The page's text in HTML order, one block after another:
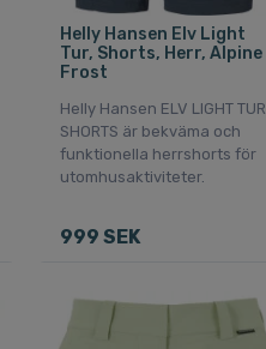
Helly Hansen Elv Light
Tur, Shorts, Herr, Alpine
Frost
Helly Hansen ELV LIGHT TUR
SHORTS är bekväma och
funktionella herrshorts för
utomhusaktiviteter.
999 SEK